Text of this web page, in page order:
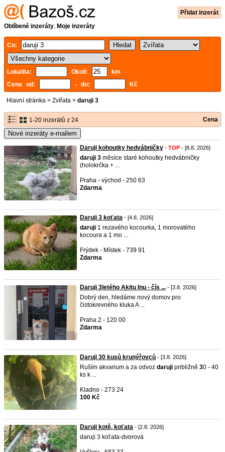
Přidat inzerát
Oblíbené inzeráty, Moje inzeráty
Co:
Lokalita: Okolí:
km
Cena od:
- do: Kč
Hlavní stránka > Zvířata > daruji 3
1-20 inzerátů z 24 Cena
Nové inzeráty e-mailem
Daruji kohoutky hedvábničky - TOP - [8.8. 2026]
daruji 3 měsíce staré kohoutky hedvábničky
(holokrčka + ...
Praha - východ - 250 63
Zdarma
Daruji 3 koťata - [4.8. 2026]
daruji 1 rezavého kocourka, 1 morovatého
kocoura a 1 mo ...
Frýdek - Místek - 739 91
Zdarma
Daruji 3letého Akitu Inu - čís ... - [3.8. 2026]
Dobrý den, hledáme nový domov pro
čistokrevného kluka A ...
Praha 2 - 120 00
Zdarma
Daruji 30 kusů krunýřovců - [3.8. 2026]
Ruším akvarium a za odvoz daruji približně 30 - 40
ks k ...
Kladno - 273 24
100 Kč
Daruji kotě, koťata - [2.8. 2026]
daruji 3 koťata-dvorová